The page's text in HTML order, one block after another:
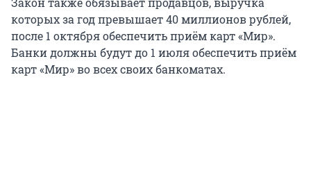
которых за год превышает 40 миллионов рублей,
после 1 октября обеспечить приём карт «Мир».
Банки должны будут до 1 июля обеспечить приём
карт «Мир» во всех своих банкоматах.